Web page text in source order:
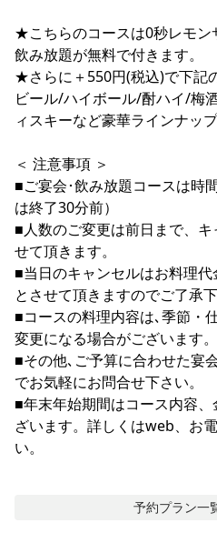
★こちらのコースは0秒レモン
飲み放題が無料で付きます。
★さらに＋550円(税込)で下記
ビール/ハイボール/酎ハイ/梅
ィスキーなど豪華ラインナップ
＜ 注意事項 ＞
■ご宴会･飲み放題コースは時
は終了30分前）
■人数のご変更は前日まで、
せて頂きます。
■当日のキャンセルはお料理
とさせて頂きますのでご了承下
■コースの料理内容は､季節・
変更になる場合がございます。
■その他､ご予算に合わせた宴
でお気軽にお問合せ下さい。
■年末年始期間はコース内容
ざいます。詳しくはweb、お
い。
予約プラン一